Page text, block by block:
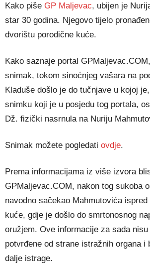
Kako piše GP Maljevac, ubijen je
star 30 godina. Njegovo tijelo
dvorištu porodične kuće.
Kako saznaje portal
snimak, tokom sinoćnjeg vašara na
Kladuše došlo je do tučnjave u kojoj
snimku koji je u posjedu tog portala,
Dž. fizički nasrnula na Nuriju
Snimak možete pogledati ovdje.
Prema informacijama iz više izvora
GPMaljevac.COM, nakon tog sukoba
navodno sačekao Mahmutovića
kuće, gdje je došlo do smrtonosnog
oružjem. Ove informacije za sada
potvrđene od strane istražnih organa i
dalje istrage.